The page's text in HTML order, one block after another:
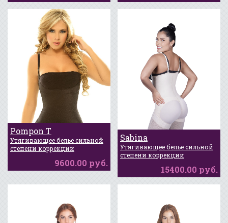
Pompon T
Утягивающее белье сильной
степени коррекции
9600.00 руб.
Sabina
Утягивающее белье сильной
степени коррекции
15400.00 руб.